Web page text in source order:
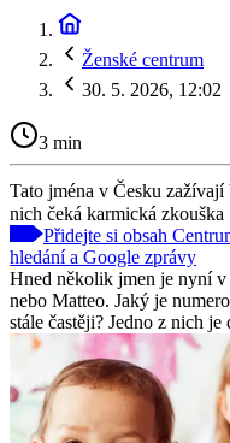
Ženské centrum
30. 5. 2026, 12:02
3 min
Tato jména v Česku
nich čeká karmická zkouška
Přidejte si obsah
hledání a Google zprávy
Hned několik jmen je nyní v
nebo Matteo. Jaký je
stále častěji? Jedno z nich